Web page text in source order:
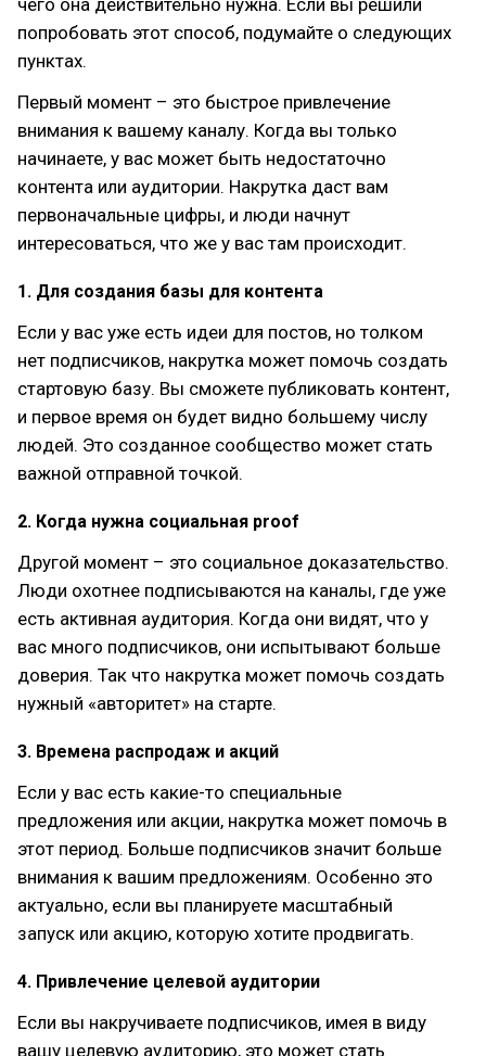
чего она действительно нужна. Если вы решили
попробовать этот способ, подумайте о следующих
пунктах.
Первый момент – это быстрое привлечение
внимания к вашему каналу. Когда вы только
начинаете, у вас может быть недостаточно
контента или аудитории. Накрутка даст вам
первоначальные цифры, и люди начнут
интересоваться, что же у вас там происходит.
1. Для создания базы для контента
Если у вас уже есть идеи для постов, но толком
нет подписчиков, накрутка может помочь создать
стартовую базу. Вы сможете публиковать контент,
и первое время он будет видно большему числу
людей. Это созданное сообщество может стать
важной отправной точкой.
2. Когда нужна социальная proof
Другой момент – это социальное доказательство.
Люди охотнее подписываются на каналы, где уже
есть активная аудитория. Когда они видят, что у
вас много подписчиков, они испытывают больше
доверия. Так что накрутка может помочь создать
нужный «авторитет» на старте.
3. Времена распродаж и акций
Если у вас есть какие-то специальные
предложения или акции, накрутка может помочь в
этот период. Больше подписчиков значит больше
внимания к вашим предложениям. Особенно это
актуально, если вы планируете масштабный
запуск или акцию, которую хотите продвигать.
4. Привлечение целевой аудитории
Если вы накручиваете подписчиков, имея в виду
вашу целевую аудиторию, это может стать